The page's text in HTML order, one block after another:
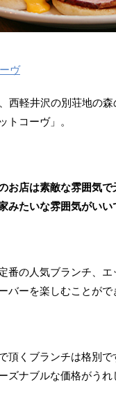
ヴ
西軽井沢の別荘地の
コーヴ」。
お店は素敵な雰囲気
みたいな雰囲気がいい
番の人気ブランチ、
バーを楽しむことがで
頂くブランチは格別
ズナブルな価格がうれ